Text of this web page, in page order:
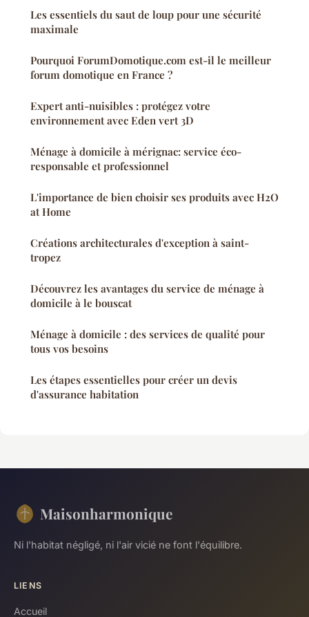
Les essentiels du saut de loup pour une sécurité
maximale
Pourquoi ForumDomotique.com est-il le meilleur
forum domotique en France ?
Expert anti-nuisibles : protégez votre
environnement avec Eden vert 3D
Ménage à domicile à mérignac: service éco-
responsable et professionnel
L'importance de bien choisir ses produits avec H2O
at Home
Créations architecturales d'exception à saint-
tropez
Découvrez les avantages du service de ménage à
domicile à le bouscat
Ménage à domicile : des services de qualité pour
tous vos besoins
Les étapes essentielles pour créer un devis
d'assurance habitation
Maisonharmonique
Ni l'habitat négligé, ni l'air vicié ne font l'équilibre.
LIENS
Accueil